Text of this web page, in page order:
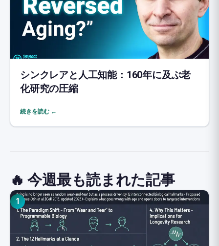
シンクレアと人工知能：160年に及ぶ老
化研究の圧縮
続きを読む ←
🔥 今週最も読まれた記事
1